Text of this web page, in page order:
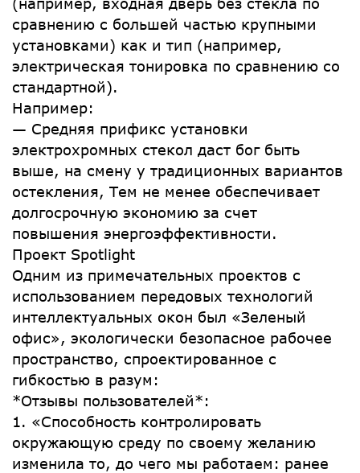
сравнению с большей частью крупными
установками) как и тип (например,
электрическая тонировка по сравнению со
стандартной).
Например:
— Средняя прификс установки
электрохромных стекол даст бог быть
выше, на смену у традиционных вариантов
остекления, Тем не менее обеспечивает
долгосрочную экономию за счет
повышения энергоэффективности.
Проект Spotlight
Одним из примечательных проектов с
использованием передовых технологий
интеллектуальных окон был «Зеленый
офис», экологически безопасное рабочее
пространство, спроектированное с
гибкостью в разум:
*Отзывы пользователей*:
1. «Способность контролировать
окружающую среду по своему желанию
изменила то, до чего мы работаем: ранее